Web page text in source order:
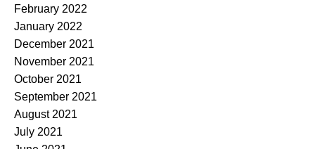
February 2022
January 2022
December 2021
November 2021
October 2021
September 2021
August 2021
July 2021